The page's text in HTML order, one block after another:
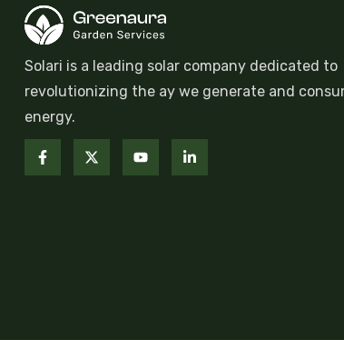
Solari is a leading solar company dedicated to
revolutionizing the ay we generate and
energy.